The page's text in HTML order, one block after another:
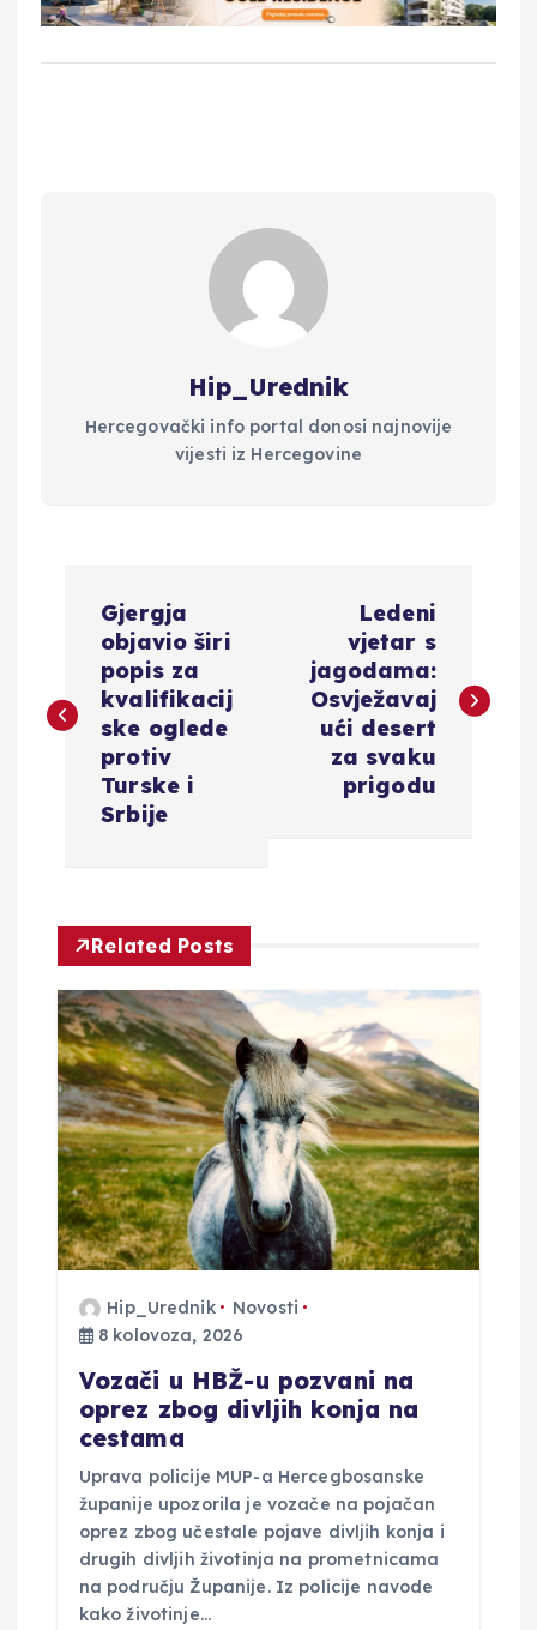
Hip_Urednik
Hercegovački info portal donosi najnovije
vijesti iz Hercegovine
v
c
a
o
b
Gjergja
objavio širi
popis za
kvalifikacij
ske oglede
protiv
Turske i
Srbije
Ledeni
vjetar s
jagodama:
Osvježavaj
ući desert
za svaku
prigodu
Related Posts
Hip_Urednik
Novosti
8 kolovoza, 2026
Vozači u HBŽ-u pozvani na
oprez zbog divljih konja na
cestama
Uprava policije MUP-a Hercegbosanske
županije upozorila je vozače na pojačan
oprez zbog učestale pojave divljih konja i
drugih divljih životinja na prometnicama
na području Županije. Iz policije navode
kako životinje…